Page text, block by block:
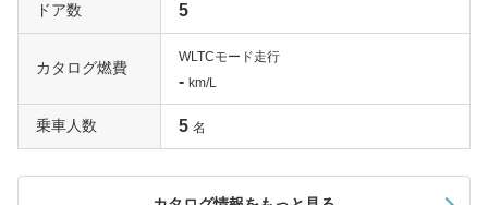
ドア数 5
カタログ燃費
WLTCモード走行
- km/L
乗車人数 5 名